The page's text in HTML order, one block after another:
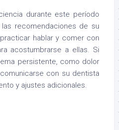
durante este período
recomendaciones de su
hablar y comer con
acostumbrarse a ellas. Si
persistente, como dolor
con su dentista
y ajustes adicionales.